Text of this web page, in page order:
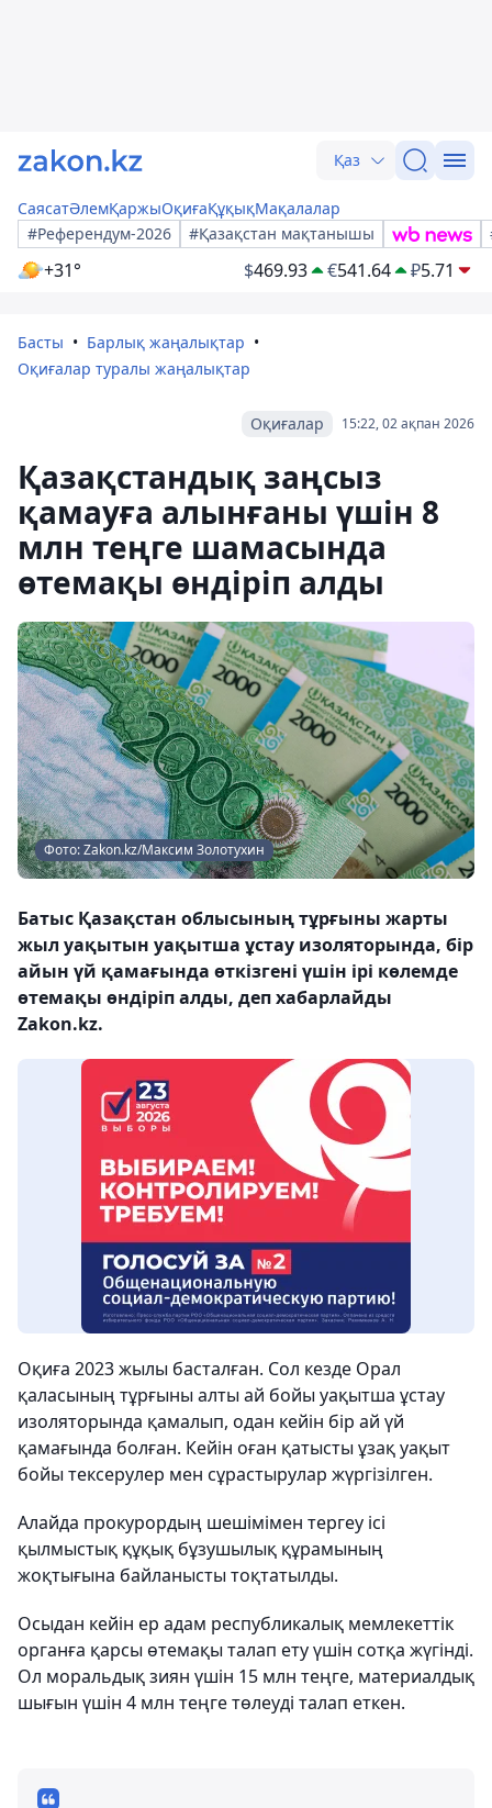
Қаз
СаясатӘлемҚаржыОқиғаҚұқықМақалалар
#Референдум-2026
#Қазақстан мақтанышы
+31° $469.93 €541.64 ₽5.71
Басты
Барлық жаңалықтар
Оқиғалар туралы жаңалықтар
15:22, 02 ақпан 2026
Оқиғалар
Қазақстандық заңсыз
қамауға алынғаны үшін 8
млн теңге шамасында
өтемақы өндіріп алды
Фото: Zakon.kz/Максим Золотухин
Батыс Қазақстан облысының тұрғыны жарты
жыл уақытын уақытша ұстау изоляторында, бір
айын үй қамағында өткізгені үшін ірі көлемде
өтемақы өндіріп алды, деп хабарлайды
Zakon.kz.
Оқиға 2023 жылы басталған. Сол кезде Орал
қаласының тұрғыны алты ай бойы уақытша ұстау
изоляторында қамалып, одан кейін бір ай үй
қамағында болған. Кейін оған қатысты ұзақ уақыт
бойы тексерулер мен сұрастырулар жүргізілген.
Алайда прокурордың шешімімен тергеу ісі
қылмыстық құқық бұзушылық құрамының
жоқтығына байланысты тоқтатылды.
Осыдан кейін ер адам республикалық мемлекеттік
органға қарсы өтемақы талап ету үшін сотқа жүгінді.
Ол моральдық зиян үшін 15 млн теңге, материалдық
шығын үшін 4 млн теңге төлеуді талап еткен.